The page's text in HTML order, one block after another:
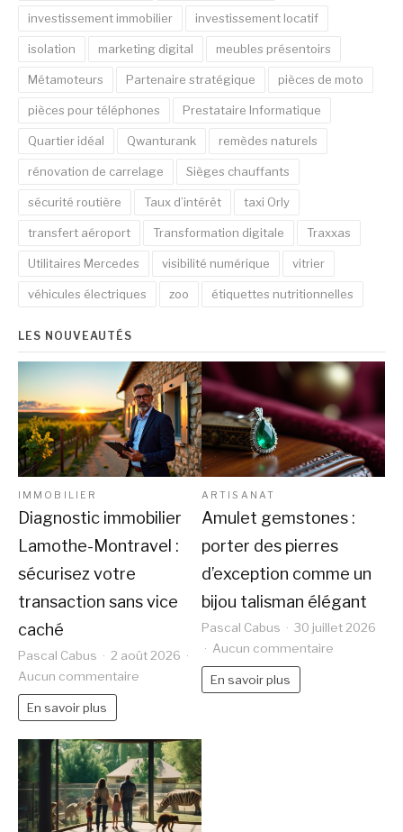
investissement immobilier investissement locatif
isolation marketing digital meubles présentoirs
Métamoteurs Partenaire stratégique pièces de moto
pièces pour téléphones Prestataire Informatique
Quartier idéal Qwanturank remèdes naturels
rénovation de carrelage Sièges chauffants
sécurité routière Taux d’intérêt taxi Orly
transfert aéroport Transformation digitale Traxxas
Utilitaires Mercedes visibilité numérique vitrier
véhicules électriques zoo étiquettes nutritionnelles
LES NOUVEAUTÉS
IMMOBILIER
Diagnostic immobilier
Lamothe-Montravel :
sécurisez votre
transaction sans vice
caché
Pascal Cabus
2 août 2026
Aucun commentaire
Lamothe-
Montravel
:
sécurisez
votre
En savoir plus
ARTISANAT
Amulet gemstones :
porter des pierres
d’exception comme un
bijou talisman élégant
Pascal Cabus
30 juillet 2026
Aucun commentaire
En savoir plus